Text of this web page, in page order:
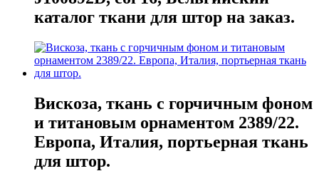
каталог ткани для штор на заказ.
Вискоза, ткань с горчичным фоном
и титановым орнаментом 2389/22.
Европа, Италия, портьерная ткань
для штор.